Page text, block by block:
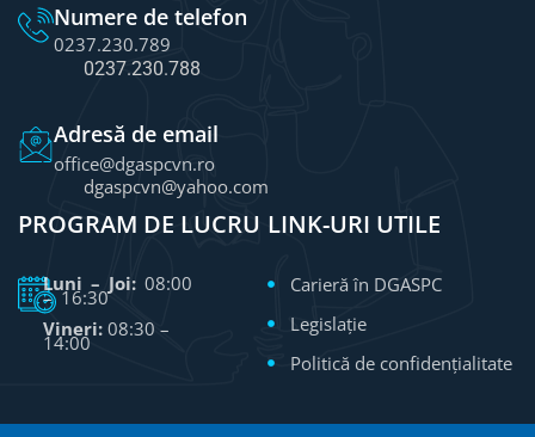
Numere de telefon
0237.230.789
0237.230.788
Adresă de email
office@dgaspcvn.ro
dgaspcvn@yahoo.com
PROGRAM DE LUCRU
Luni – Joi: 08:00
– 16:30
Vineri: 08:30 –
14:00
LINK-URI UTILE
Carieră în DGASPC
Legislație
Politică de confidențialitate